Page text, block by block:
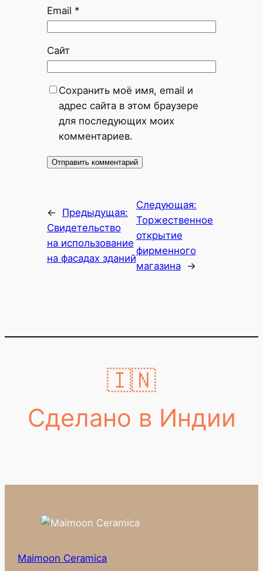
Email *
Сайт
Сохранить моё имя, email и
адрес сайта в этом браузере
для последующих моих
комментариев.
←
Предыдущая:
Свидетельство
на использование
на фасадах зданий
Следующая:
Торжественное
открытие
фирменного
магазина
→
🇮🇳
Сделано в Индии
Maimoon Ceramica